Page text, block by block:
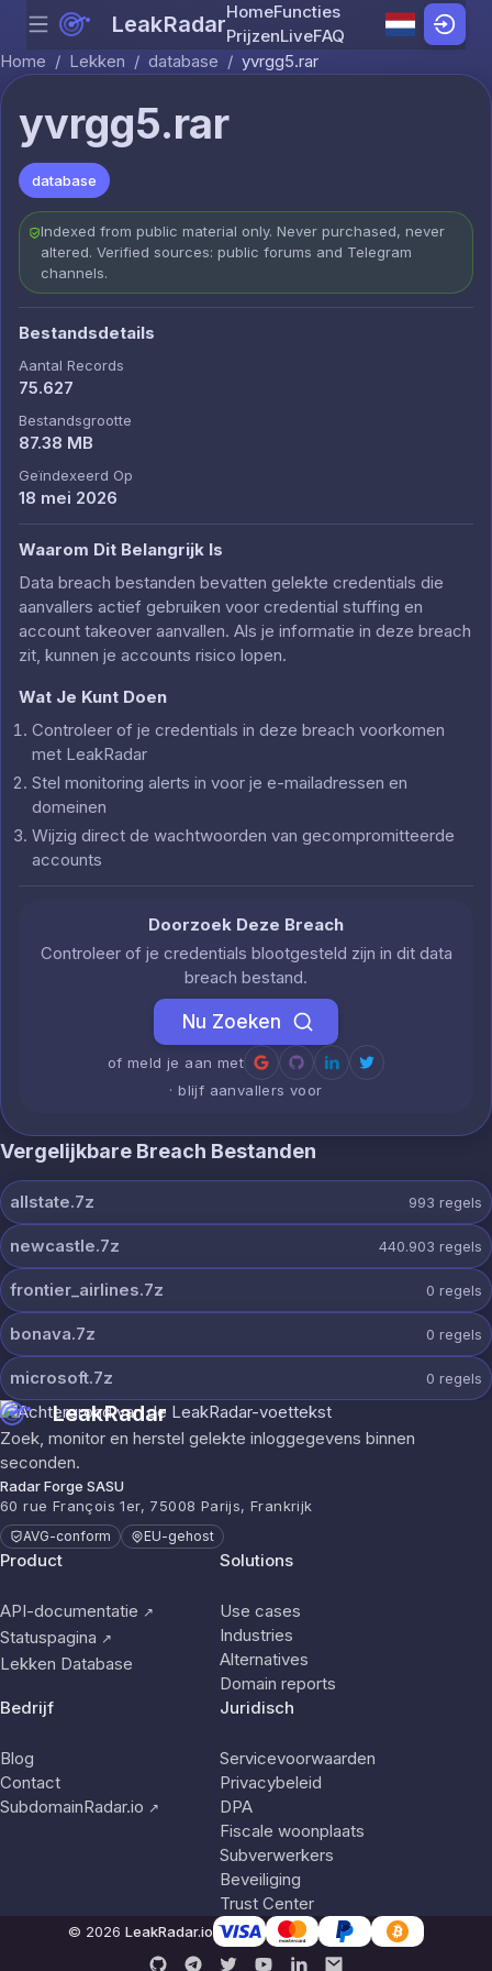
Skip to content
Menu LeakRadarHomeFuncties
PrijzenLiveFAQ
Home / Lekken / database / yvrgg5.rar
yvrgg5.rar
database
Indexed from public material only. Never purchased, never
altered. Verified sources: public forums and Telegram
channels.
Bestandsdetails
Aantal Records
75.627
Bestandsgrootte
87.38 MB
Geïndexeerd Op
18 mei 2026
Waarom Dit Belangrijk Is
Data breach bestanden bevatten gelekte credentials die
aanvallers actief gebruiken voor credential stuffing en
account takeover aanvallen. Als je informatie in deze breach
zit, kunnen je accounts risico lopen.
Wat Je Kunt Doen
Controleer of je credentials in deze breach voorkomen
met LeakRadar
Stel monitoring alerts in voor je e-mailadressen en
domeinen
Wijzig direct de wachtwoorden van gecompromitteerde
accounts
Doorzoek Deze Breach
Controleer of je credentials blootgesteld zijn in dit data
breach bestand.
Nu Zoeken
of meld je aan met
· blijf aanvallers voor
Vergelijkbare Breach Bestanden
allstate.7z 993 regels
newcastle.7z 440.903 regels
frontier_airlines.7z 0 regels
bonava.7z 0 regels
microsoft.7z 0 regels
LeakRadar
Zoek, monitor en herstel gelekte inloggegevens binnen
seconden.
Radar Forge SASU
60 rue François 1er, 75008 Parijs, Frankrijk
AVG-conform EU-gehost
Product
API-documentatie ↗
Statuspagina ↗
Lekken Database
Solutions
Use cases
Industries
Alternatives
Domain reports
Bedrijf
Blog
Contact
SubdomainRadar.io ↗
Juridisch
Servicevoorwaarden
Privacybeleid
DPA
Fiscale woonplaats
Subverwerkers
Beveiliging
Trust Center
© 2026 LeakRadar.io